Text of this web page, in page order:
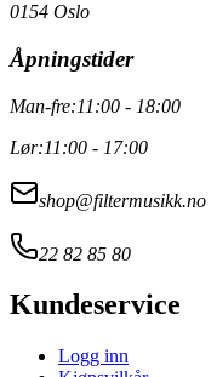
0154 Oslo
Åpningstider
Man-fre:11:00 - 18:00
Lør:11:00 - 17:00
shop@filtermusikk.no
22 82 85 80
Kundeservice
Logg inn